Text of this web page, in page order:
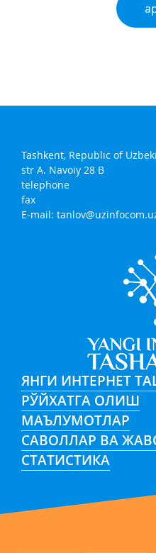
Tashkent, Republic of
str A. Navoiy 28 B
telephone
fax
E-mail:
ЯНГИ ИНТЕРНЕТ
РЎЙХАТГА ОЛИШ
МАЪЛУМОТЛАР
САВОЛЛАР ВА
СТАТИСТИКА